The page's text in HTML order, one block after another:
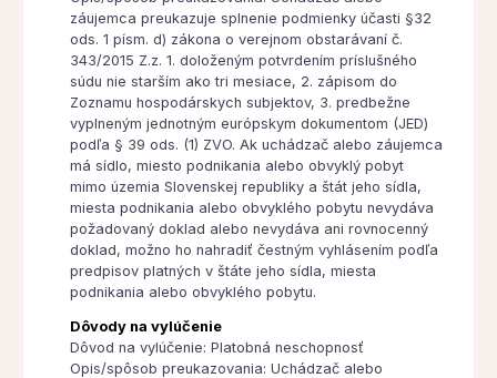
záujemca preukazuje splnenie podmienky účasti §32
ods. 1 písm. d) zákona o verejnom obstarávaní č.
343/2015 Z.z. 1. doloženým potvrdením príslušného
súdu nie starším ako tri mesiace, 2. zápisom do
Zoznamu hospodárskych subjektov, 3. predbežne
vyplneným jednotným európskym dokumentom (JED)
podľa § 39 ods. (1) ZVO. Ak uchádzač alebo záujemca
má sídlo, miesto podnikania alebo obvyklý pobyt
mimo územia Slovenskej republiky a štát jeho sídla,
miesta podnikania alebo obvyklého pobytu nevydáva
požadovaný doklad alebo nevydáva ani rovnocenný
doklad, možno ho nahradiť čestným vyhlásením podľa
predpisov platných v štáte jeho sídla, miesta
podnikania alebo obvyklého pobytu.
Dôvody na vylúčenie
Dôvod na vylúčenie: Platobná neschopnosť
Opis/spôsob preukazovania: Uchádzač alebo